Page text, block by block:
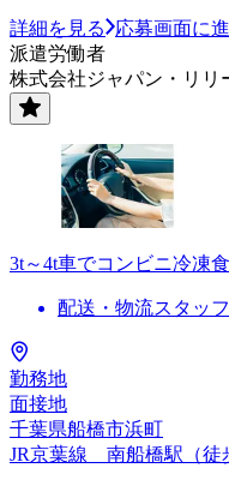
詳細を見る
応募画面に
派遣労働者
株式会社ジャパン・リリ
3t～4t車でコンビニ冷凍
配送・物流スタッフ
勤務地
面接地
千葉県船橋市浜町
JR京葉線 南船橋駅（徒